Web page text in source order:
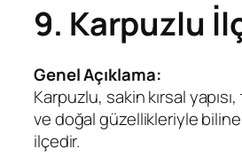
9. Karpuzlu
Genel Açıklama:
Karpuzlu, sakin kırsal yapısı,
ve doğal güzellikleriyle
ilçedir.